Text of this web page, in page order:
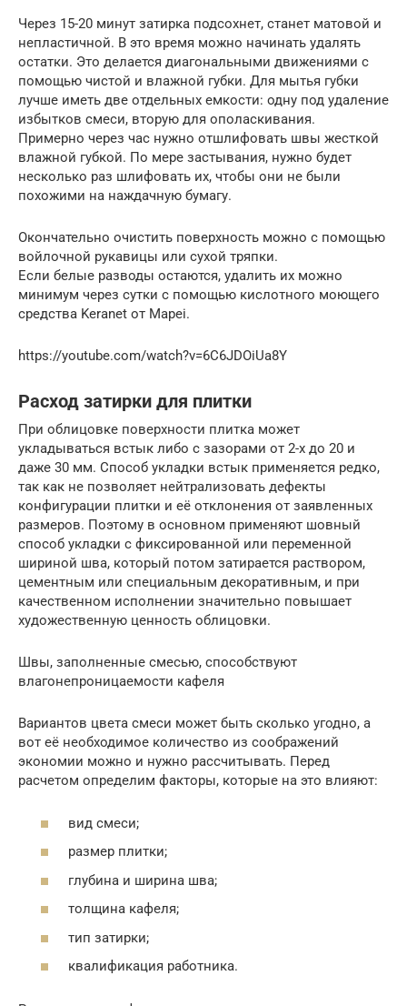
Через 15-20 минут затирка подсохнет, станет матовой и
непластичной. В это время можно начинать удалять
остатки. Это делается диагональными движениями с
помощью чистой и влажной губки. Для мытья губки
лучше иметь две отдельных емкости: одну под удаление
избытков смеси, вторую для ополаскивания.
Примерно через час нужно отшлифовать швы жесткой
влажной губкой. По мере застывания, нужно будет
несколько раз шлифовать их, чтобы они не были
похожими на наждачную бумагу.
Окончательно очистить поверхность можно с помощью
войлочной рукавицы или сухой тряпки.
Если белые разводы остаются, удалить их можно
минимум через сутки с помощью кислотного моющего
средства Keranet от Mapei.
https://youtube.com/watch?v=6C6JDOiUa8Y
Расход затирки для плитки
При облицовке поверхности плитка может
укладываться встык либо с зазорами от 2-х до 20 и
даже 30 мм. Способ укладки встык применяется редко,
так как не позволяет нейтрализовать дефекты
конфигурации плитки и её отклонения от заявленных
размеров. Поэтому в основном применяют шовный
способ укладки с фиксированной или переменной
шириной шва, который потом затирается раствором,
цементным или специальным декоративным, и при
качественном исполнении значительно повышает
художественную ценность облицовки.
Швы, заполненные смесью, способствуют
влагонепроницаемости кафеля
Вариантов цвета смеси может быть сколько угодно, а
вот её необходимое количество из соображений
экономии можно и нужно рассчитывать. Перед
расчетом определим факторы, которые на это влияют:
вид смеси;
размер плитки;
глубина и ширина шва;
толщина кафеля;
тип затирки;
квалификация работника.